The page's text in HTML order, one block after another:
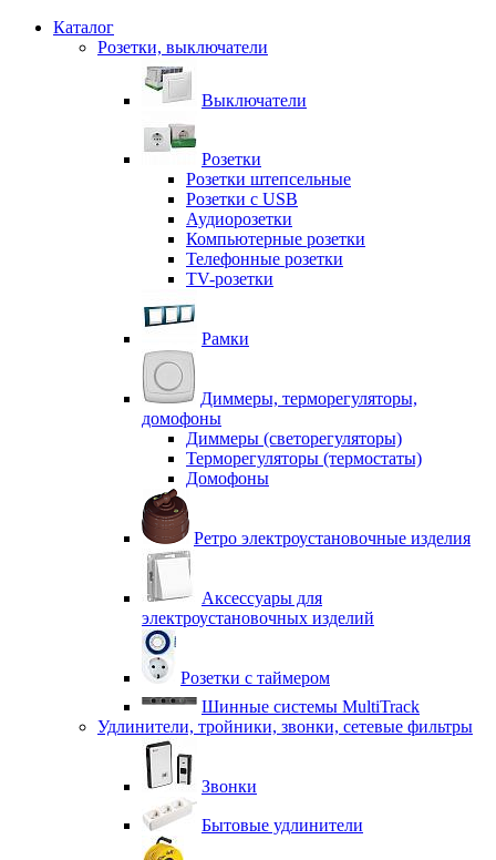
Каталог
Розетки, выключатели
Выключатели
Розетки
Розетки штепсельные
Розетки с USB
Аудиорозетки
Компьютерные розетки
Телефонные розетки
TV-розетки
Рамки
Диммеры, терморегуляторы,
домофоны
Диммеры (светорегуляторы)
Терморегуляторы (термостаты)
Домофоны
Ретро электроустановочные изделия
Аксессуары для
электроустановочных изделий
Розетки с таймером
Шинные системы MultiTrack
Удлинители, тройники, звонки, сетевые фильтры
Звонки
Бытовые удлинители